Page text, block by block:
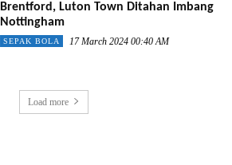
Brentford, Luton Town Ditahan Imbang
Nottingham
SEPAK BOLA 17 March 2024 00:40 AM
Load more